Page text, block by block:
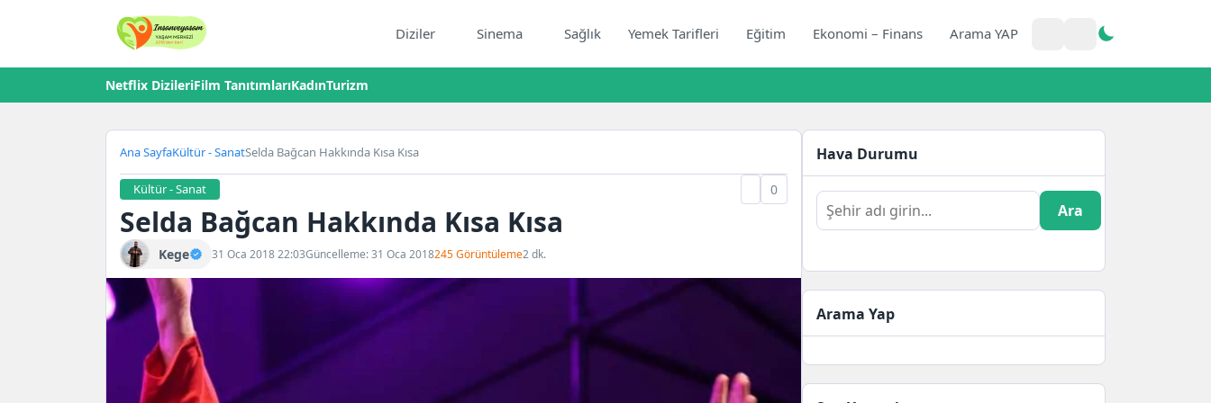
Diziler Sinema Sağlık Yemek Tarifleri Eğitim Ekonomi – Finans Arama YAP
Netflix DizileriFilm TanıtımlarıKadınTurizm
Ana SayfaKültür - SanatSelda Bağcan Hakkında Kısa Kısa
Kültür - Sanat 0
Selda Bağcan Hakkında Kısa Kısa
Kege 31 Oca 2018 22:03Güncelleme: 31 Oca 2018245 Görüntüleme2 dk.
Hava Durumu
Ara
Arama Yap